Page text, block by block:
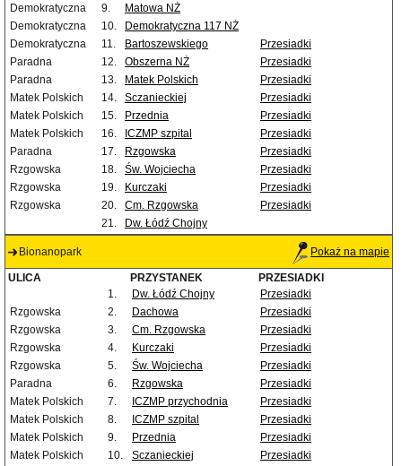
Demokratyczna
9.
Matowa NŻ
Demokratyczna
10.
Demokratyczna 117 NŻ
Demokratyczna
11. Bartoszewskiego
Przesiadki
Paradna
12. Obszerna NŻ
Przesiadki
Paradna
13. Matek Polskich
Przesiadki
Matek Polskich
14. Sczanieckiej
Przesiadki
Matek Polskich
15. Przednia
Przesiadki
Matek Polskich
16. ICZMP szpital
Przesiadki
Paradna
17. Rzgowska
Przesiadki
Rzgowska
18. Św. Wojciecha
Przesiadki
Rzgowska
19. Kurczaki
Przesiadki
Rzgowska
20. Cm. Rzgowska
Przesiadki
21.
Dw. Łódź Chojny
Bionanopark Pokaż na mapie
ULICA PRZYSTANEK
PRZESIADKI
1.
Dw. Łódź Chojny
Przesiadki
Rzgowska
2. Dachowa
Przesiadki
Rzgowska
3. Cm. Rzgowska
Przesiadki
Rzgowska
4. Kurczaki
Przesiadki
Rzgowska
5. Św. Wojciecha
Przesiadki
Paradna
6. Rzgowska
Przesiadki
Matek Polskich
7. ICZMP przychodnia
Przesiadki
Matek Polskich
8. ICZMP szpital
Przesiadki
Matek Polskich
9. Przednia
Przesiadki
Matek Polskich
10. Sczanieckiej Przesiadki